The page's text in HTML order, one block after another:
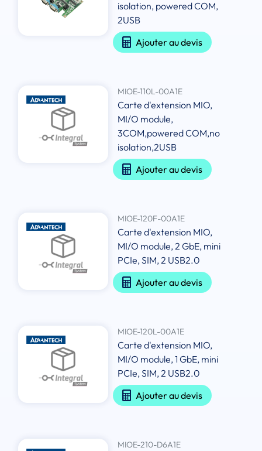
isolation, powered COM,
2USB
Ajouter au devis
MIOE-110L-00A1E
Carte d'extension MIO,
MI/O module,
3COM,powered COM,no
isolation,2USB
Ajouter au devis
MIOE-120F-00A1E
Carte d'extension MIO,
MI/O module, 2 GbE, mini
PCIe, SIM, 2 USB2.0
Ajouter au devis
MIOE-120L-00A1E
Carte d'extension MIO,
MI/O module, 1 GbE, mini
PCIe, SIM, 2 USB2.0
Ajouter au devis
MIOE-210-D6A1E